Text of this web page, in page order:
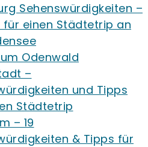
Sehenswürdigkeiten –
für einen Städtetrip an
Odenwald
–
und Tipps
Städtetrip
– 19
& Tipps für